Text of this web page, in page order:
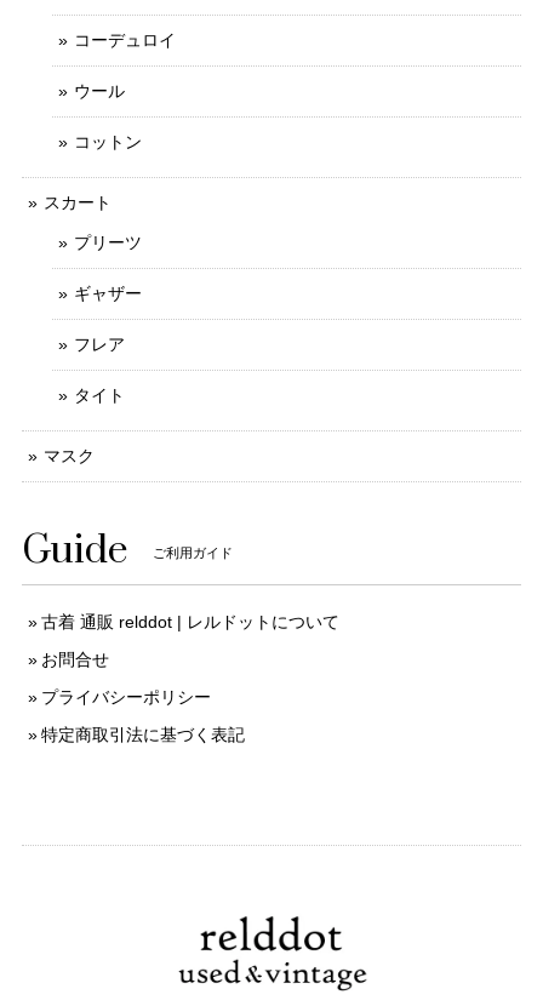
コーデュロイ
ウール
コットン
スカート
プリーツ
ギャザー
フレア
タイト
マスク
Guide ご利用ガイド
古着 通販 relddot | レルドットについて
お問合せ
プライバシーポリシー
特定商取引法に基づく表記